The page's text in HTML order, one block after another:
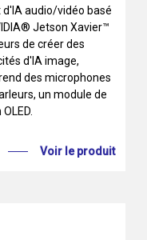
audio/vidéo basé
Jetson Xavier™
de créer des
d'IA image,
des microphones
un module de
Voir le produit